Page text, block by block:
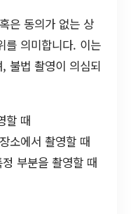
은 동의가 없는 상
를 의미합니다. 이는
불법 촬영이 의심되
할 때
소에서 촬영할 때
부분을 촬영할 때